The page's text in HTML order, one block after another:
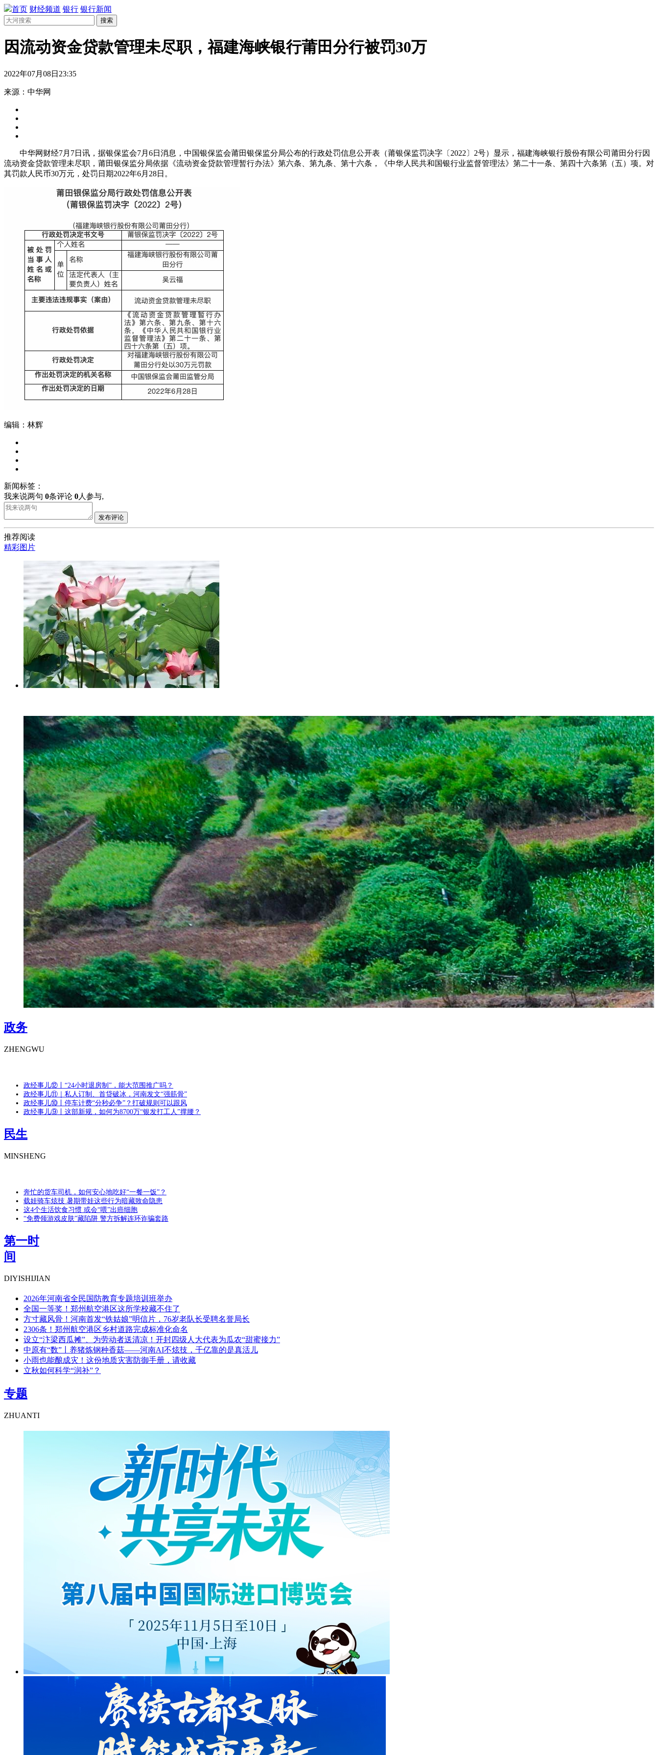
首页 财经频道 银行 银行新闻
搜索
因流动资金贷款管理未尽职，福建海峡银行莆田分行被罚30万
2022年07月08日23:35
来源：中华网
中华网财经7月7日讯，据银保监会7月6日消息，中国银保监会莆田银保监分局公布的行政处罚信息公开表（莆银保监罚决字〔2022〕2号）显示，福建海峡银行股份有限公司莆田分行因
流动资金贷款管理未尽职，莆田银保监分局依据《流动资金贷款管理暂行办法》第六条、第九条、第十六条，《中华人民共和国银行业监督管理法》第二十一条、第四十六条第（五）项。对
其罚款人民币30万元，处罚日期2022年6月28日。
编辑：林辉
新闻标签：
我来说两句 0条评论 0人参与,
发布评论
推荐阅读